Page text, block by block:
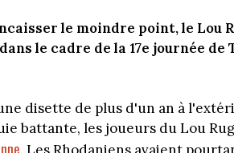
le moindre point, le Lou
le cadre de la 17e journée de
disette de plus d'un an à
battante, les joueurs du Lou